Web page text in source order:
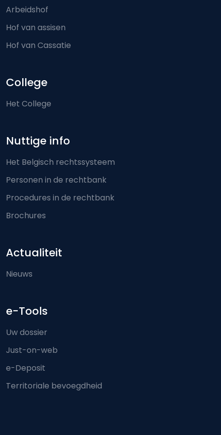
Arbeidshof
Hof van assisen
Hof van Cassatie
College
Het College
Nuttige info
Het Belgisch rechtssysteem
Personen in de rechtbank
Procedures in de rechtbank
Brochures
Actualiteit
Nieuws
e-Tools
Uw dossier
Just-on-web
e-Deposit
Territoriale bevoegdheid